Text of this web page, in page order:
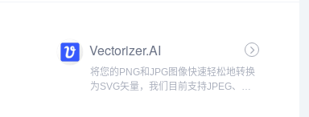
Vectorizer.AI
将您的PNG和JPG图像快速轻松地转换
为SVG矢量，我们目前支持JPEG、